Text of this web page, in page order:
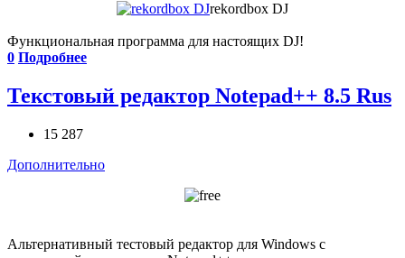
rekordbox DJ
Функциональная программа для настоящих DJ!
0 Подробнее
Текстовый редактор Notepad++ 8.5 Rus
15 287
Дополнительно
Альтернативный тестовый редактор для Windows с